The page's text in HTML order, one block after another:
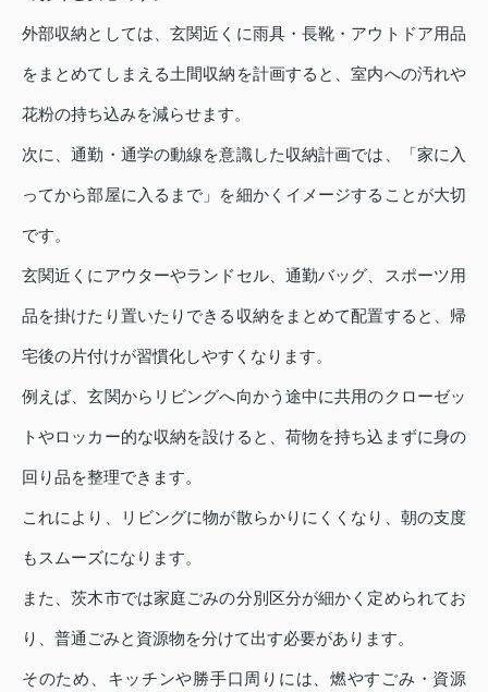
外部収納としては、玄関近くに雨具・長靴・アウトドア用品
をまとめてしまえる土間収納を計画すると、室内への汚れや
花粉の持ち込みを減らせます。
次に、通勤・通学の動線を意識した収納計画では、「家に入
ってから部屋に入るまで」を細かくイメージすることが大切
です。
玄関近くにアウターやランドセル、通勤バッグ、スポーツ用
品を掛けたり置いたりできる収納をまとめて配置すると、帰
宅後の片付けが習慣化しやすくなります。
例えば、玄関からリビングへ向かう途中に共用のクローゼッ
トやロッカー的な収納を設けると、荷物を持ち込まずに身の
回り品を整理できます。
これにより、リビングに物が散らかりにくくなり、朝の支度
もスムーズになります。
また、茨木市では家庭ごみの分別区分が細かく定められてお
り、普通ごみと資源物を分けて出す必要があります。
そのため、キッチンや勝手口周りには、燃やすごみ・資源